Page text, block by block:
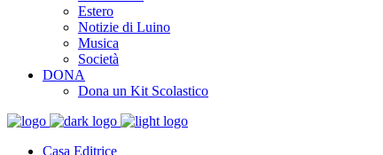
Estero
Notizie di Luino
Musica
Società
DONA
Dona un Kit Scolastico
Casa Editrice